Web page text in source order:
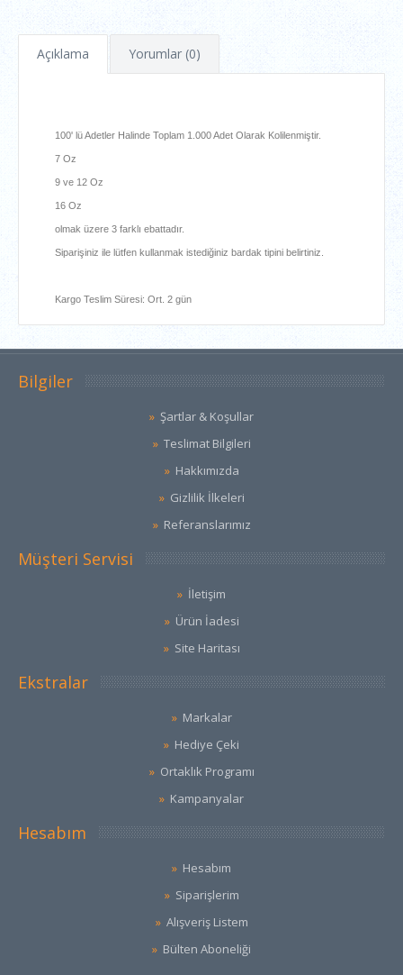
Açıklama Yorumlar (0)
100' lü Adetler Halinde Toplam 1.000 Adet Olarak Kolilenmiştir.
7 Oz
9 ve 12 Oz
16 Oz
olmak üzere 3 farklı ebattadır.
Siparişiniz ile lütfen kullanmak istediğiniz bardak tipini belirtiniz.
Kargo Teslim Süresi: Ort. 2 gün
Bilgiler
Şartlar & Koşullar
Teslimat Bilgileri
Hakkımızda
Gizlilik İlkeleri
Referanslarımız
Müşteri Servisi
İletişim
Ürün İadesi
Site Haritası
Ekstralar
Markalar
Hediye Çeki
Ortaklık Programı
Kampanyalar
Hesabım
Hesabım
Siparişlerim
Alışveriş Listem
Bülten Aboneliği